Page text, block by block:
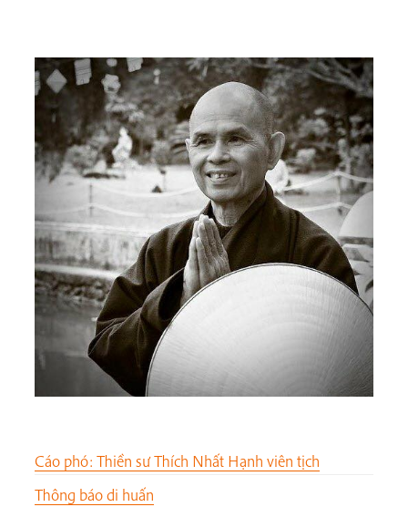
Cáo phó: Thiền sư Thích Nhất Hạnh viên tịch
Thông báo di huấn